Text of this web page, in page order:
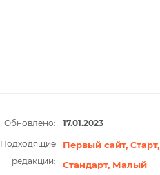
Обновлено: 17.01.2023
Подходящие
редакции:
Первый сайт, Старт,
Стандарт, Малый